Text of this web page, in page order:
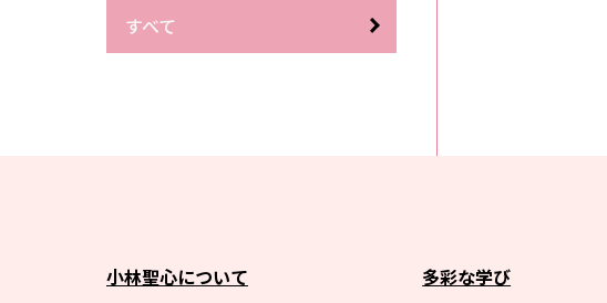
すべて
小林聖心について 多彩な学び